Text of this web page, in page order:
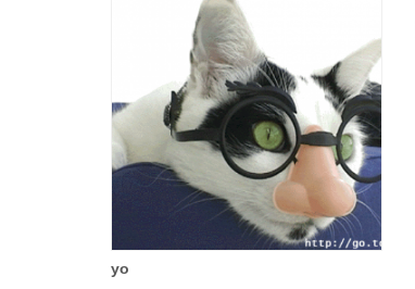
Nagyon ari cica.
#9448 Baby|2003-02-
A cicáknál is létezhet
yo